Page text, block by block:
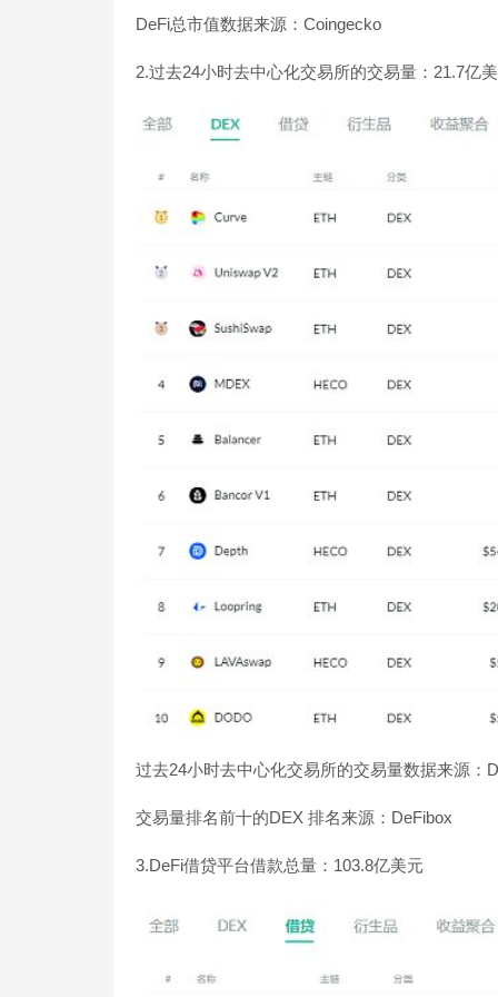
DeFi总市值数据来源：Coingecko
2.过去24小时去中心化交易所的交易量：21.7亿
过去24小时去中心化交易所的交易量数据来源：
交易量排名前十的DEX 排名来源：DeFibox
3.DeFi借贷平台借款总量：103.8亿美元